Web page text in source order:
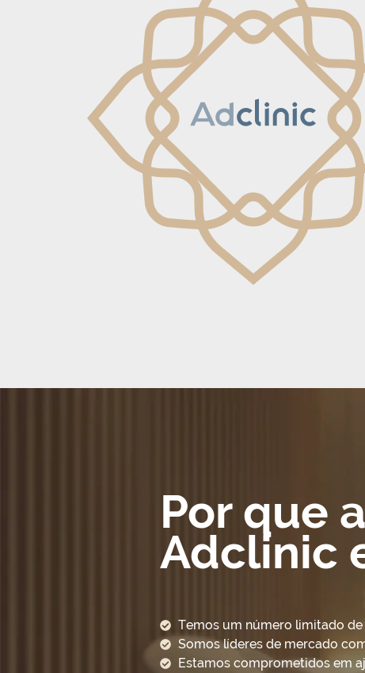
Por que
Adclinic
Temos um número limitado
Somos líderes de mercado
Estamos comprometidos em